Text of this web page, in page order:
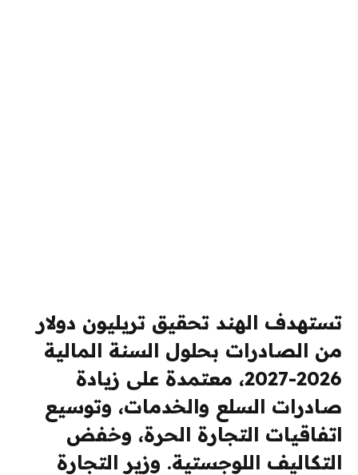
تستهدف الهند تحقيق تريليون دولار
من الصادرات بحلول السنة المالية
2026-2027، معتمدة على زيادة
صادرات السلع والخدمات، وتوسيع
اتفاقيات التجارة الحرة، وخفض
التكاليف اللوجستية. وزير التجارة